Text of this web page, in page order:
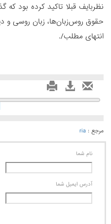
نظربایف قبلا تاکید کرده بود که
حقوق روس‌زبان‌ها، زبان روسی و
انتهای مطلب/.
مرجع : ria
نام شما
آدرس ايميل شما